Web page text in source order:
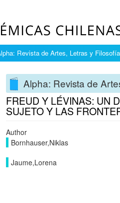
Revista de Artes, Letras y Filosofía
Alpha: Revista de
FREUD Y LÉVINAS: UN
SUJETO Y LAS
Author
Bornhauser,Niklas
Jaume,Lorena